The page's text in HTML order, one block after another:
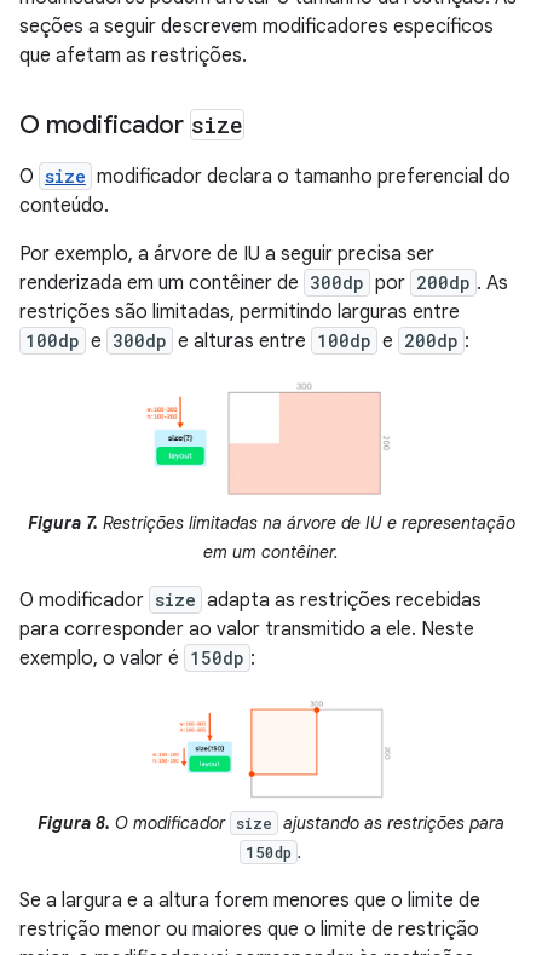
seções a seguir descrevem modificadores específicos
que afetam as restrições.
O modificador size
O size modificador declara o tamanho preferencial do
conteúdo.
Por exemplo, a árvore de IU a seguir precisa ser
renderizada em um contêiner de 300dp por 200dp . As
restrições são limitadas, permitindo larguras entre
100dp e 300dp e alturas entre 100dp e 200dp :
Figura 7. Restrições limitadas na árvore de IU e representação
em um contêiner.
O modificador size adapta as restrições recebidas
para corresponder ao valor transmitido a ele. Neste
exemplo, o valor é 150dp :
Figura 8. O modificador size ajustando as restrições para
150dp .
Se a largura e a altura forem menores que o limite de
restrição menor ou maiores que o limite de restrição